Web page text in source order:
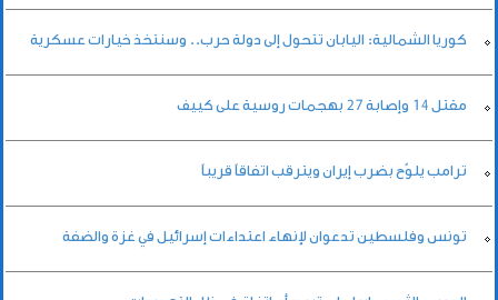
كوريا الشمالية: اليابان تتحول إلى دولة حرب.. وسنتخذ خيارات عسكرية
مقتل 14 وإصابة ‌27 بهجمات روسية على كييف
ترامب يلوّح بضرب إيران ويترقب اتفاقاً قريباً
تونس وفلسطين تدعوان لإنهاء اعتداءات إسرائيل في غزة والضفة